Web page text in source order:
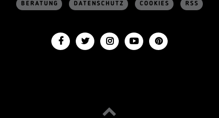
BERATUNG DATENSCHUTZ COOKIES RSS